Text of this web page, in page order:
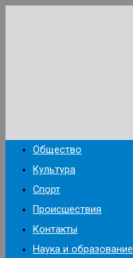
Общество
Культура
Спорт
Происшествия
Контакты
Наука и образование